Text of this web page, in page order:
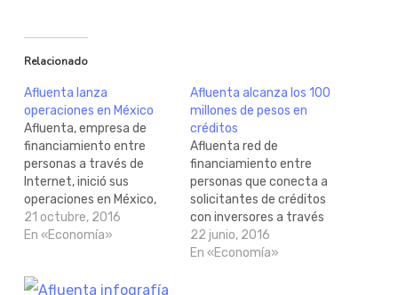
Relacionado
Afluenta lanza
operaciones en México
Afluenta, empresa de
financiamiento entre
personas a través de
Internet, inició sus
operaciones en México,
que se suma a Perú y a la
Argentina, su país de
pesos.
21 octubre, 2016
En «Economía»
Afluenta alcanza los 100
millones de pesos en
créditos
Afluenta red de
financiamiento entre
personas que conecta a
solicitantes de créditos
con inversores a través
de Internet, alcanzó en
junio los 100 millones de
22 junio, 2016
En «Economía»